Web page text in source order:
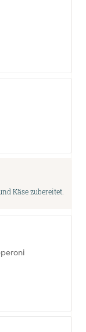
Käse zubereitet.